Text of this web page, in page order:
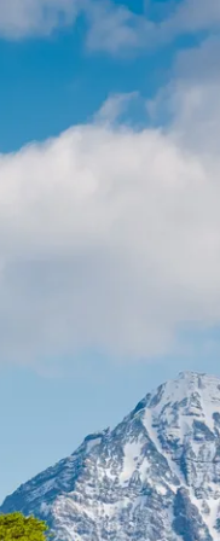
& Verkehr
im Kurpark
Tourismus